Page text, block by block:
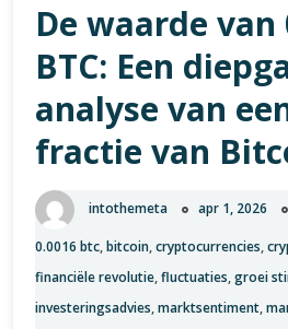
Actuele
De waarde van
BTC: Een
analyse van
fractie van
intothemeta apr 1, 2026
0.0016 btc,bitcoin,cryptocurrencies,
financiële revolutie,fluctuaties,groei
investeringsadvies,marktsentiment,